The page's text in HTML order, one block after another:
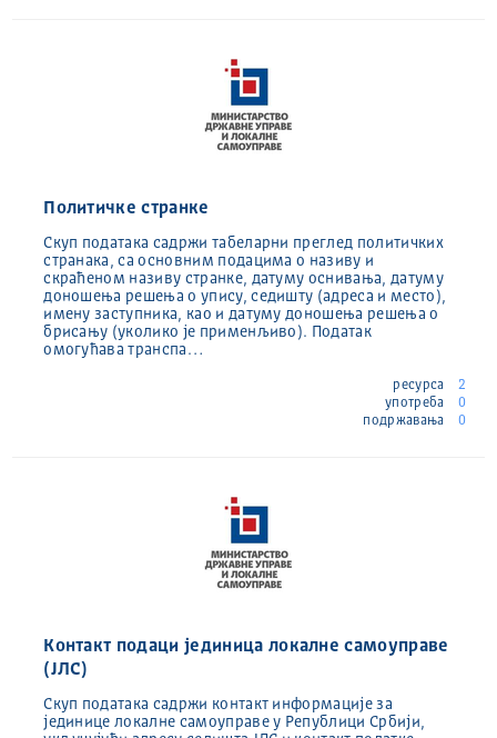
Политичке странке
Скуп података садржи табеларни преглед политичких
странака, са основним подацима о називу и
скраћеном називу странке, датуму оснивања, датуму
доношења решења о упису, седишту (адреса и место),
имену заступника, као и датуму доношења решења о
брисању (уколико је применљиво). Податак
омогућава транспа…
ресурса
2
употреба
0
подржавања
0
Контакт подаци јединица локалне самоуправе
(ЈЛС)
Скуп података садржи контакт информације за
јединице локалне самоуправе у Републици Србији,